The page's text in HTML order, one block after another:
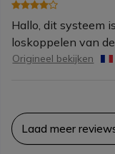
Hallo, dit systeem
loskoppelen van
Origineel bekijken
Laad meer